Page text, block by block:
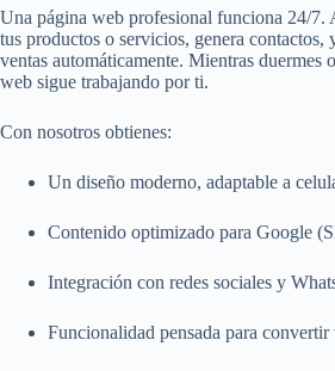
Una página web profesional funciona 24/7.
tus productos o servicios, genera contactos,
ventas automáticamente. Mientras duermes
web sigue trabajando por ti.
Con nosotros obtienes:
Un diseño moderno, adaptable a
Contenido optimizado para Google
Integración con redes sociales y
Funcionalidad pensada para convertir